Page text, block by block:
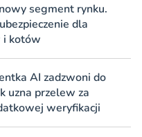
segment rynku.
dla
i kotów
AI zadzwoni do
uzna przelew za
weryfikacji